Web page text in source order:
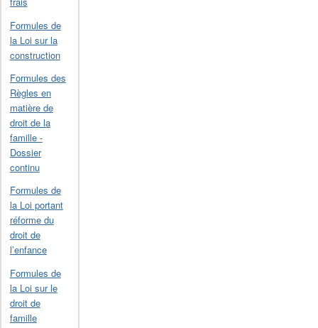
Formules de
la Loi sur la
construction
Formules des
Règles en
matière de
droit de la
famille -
Dossier
continu
Formules de
la Loi portant
réforme du
droit de
l’enfance
Formules de
la Loi sur le
droit de
famille